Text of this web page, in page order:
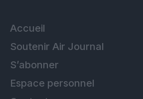
Accueil
Soutenir Air Journal
S’abonner
Espace personnel